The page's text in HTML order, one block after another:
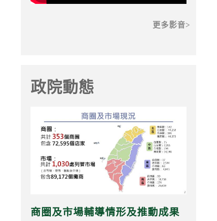
更多影音
政院動態
商圈及市場輔導情形及推動成果